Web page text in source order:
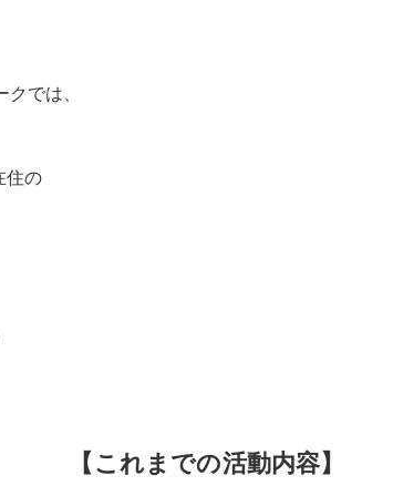
では、
住の
【これまでの活動内容】